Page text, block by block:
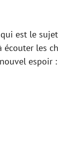
est le
les
espoir :